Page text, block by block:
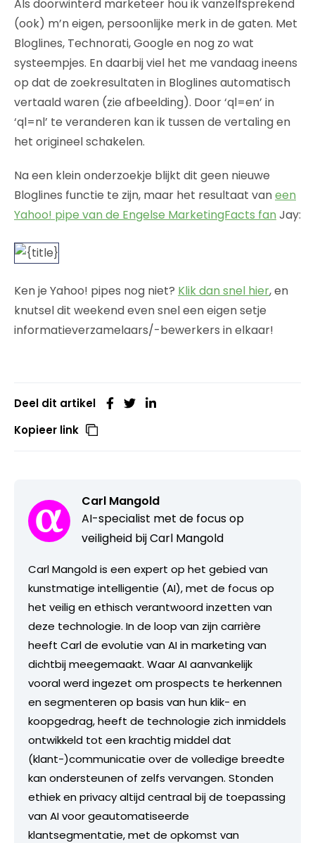
Als doorwinterd marketeer hou ik vanzelfsprekend
(ook) m’n eigen, persoonlijke merk in de gaten. Met
Bloglines, Technorati, Google en nog zo wat
systeempjes. En daarbij viel het me vandaag ineens
op dat de zoekresultaten in Bloglines automatisch
vertaald waren (zie afbeelding). Door ‘ql=en’ in
‘ql=nl’ te veranderen kan ik tussen de vertaling en
het origineel schakelen.
Na een klein onderzoekje blijkt dit geen nieuwe
Bloglines functie te zijn, maar het resultaat vaneen
Yahoo! pipe van de Engelse MarketingFacts fan Jay:
Ken je Yahoo! pipes nog niet? Klik dan snel hier, en
knutsel dit weekend even snel een eigen setje
informatieverzamelaars/-bewerkers in elkaar!
Deel dit artikel
Kopieer link
Carl Mangold
AI-specialist met de focus op
veiligheid bij Carl Mangold
Carl Mangold is een expert op het gebied van
kunstmatige intelligentie (AI), met de focus op
het veilig en ethisch verantwoord inzetten van
deze technologie. In de loop van zijn carrière
heeft Carl de evolutie van AI in marketing van
dichtbij meegemaakt. Waar AI aanvankelijk
vooral werd ingezet om prospects te herkennen
en segmenteren op basis van hun klik- en
koopgedrag, heeft de technologie zich inmiddels
ontwikkeld tot een krachtig middel dat
(klant-)communicatie over de volledige breedte
kan ondersteunen of zelfs vervangen. Stonden
ethiek en privacy altijd centraal bij de toepassing
van AI voor geautomatiseerde
klantsegmentatie, met de opkomst van